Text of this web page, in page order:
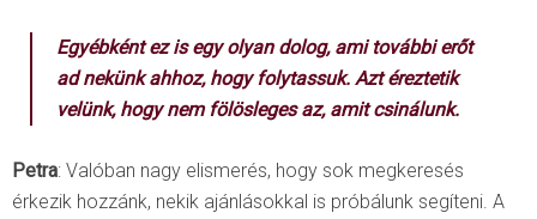
Egyébként ez is egy olyan dolog, ami további erőt
ad nekünk ahhoz, hogy folytassuk. Azt éreztetik
velünk, hogy nem fölösleges az, amit csinálunk.
Petra: Valóban nagy elismerés, hogy sok megkeresés
érkezik hozzánk, nekik ajánlásokkal is próbálunk segíteni. A